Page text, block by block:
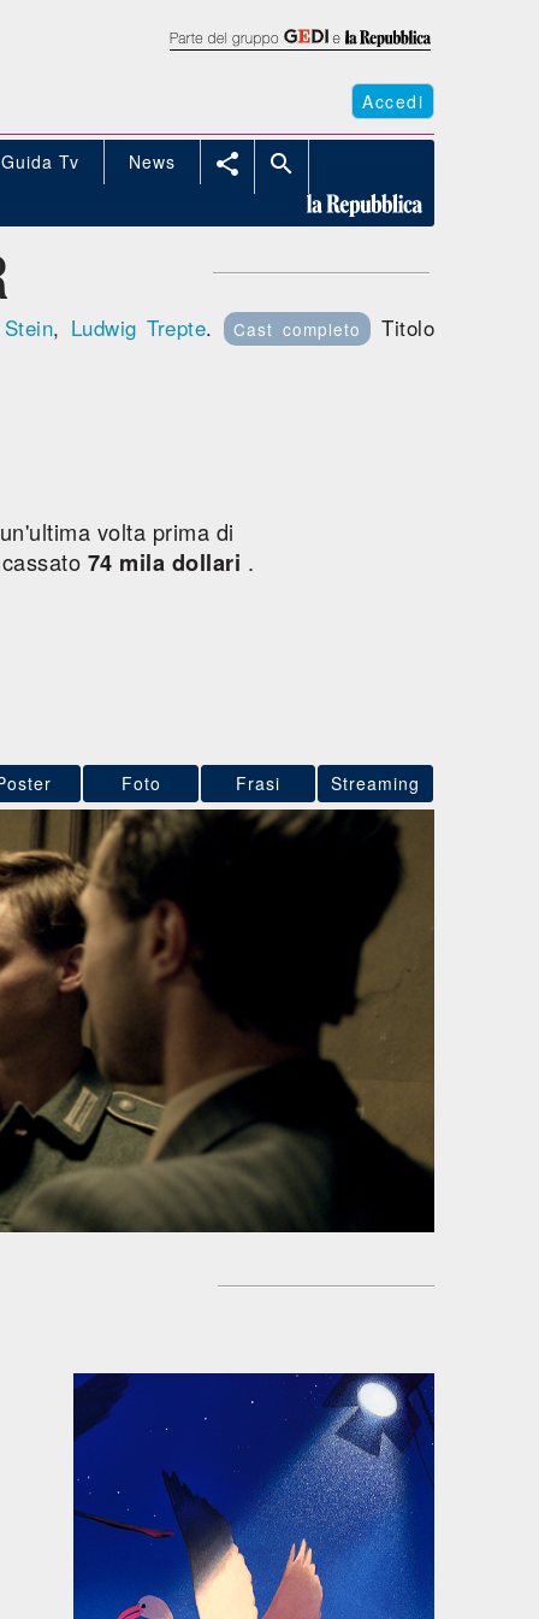
Accedi
Guida Tv News  
, Ludwig Trepte. Cast completo
Titolo
volta prima di
74 mila dollari .
Foto Frasi Streaming